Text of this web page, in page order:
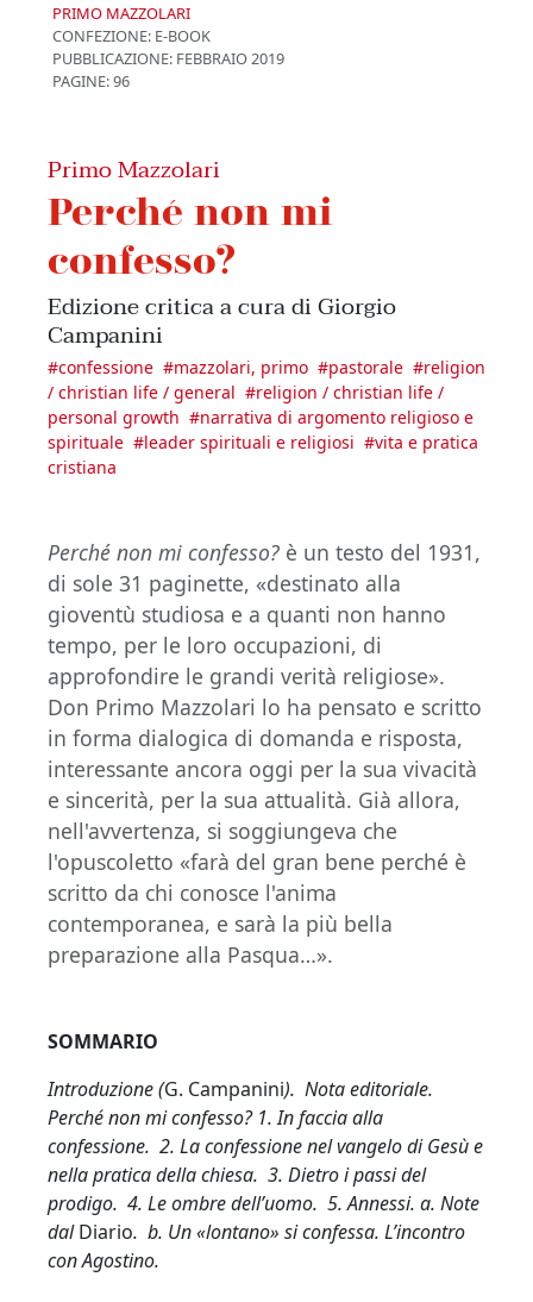
PRIMO MAZZOLARI
CONFEZIONE: E-BOOK
PUBBLICAZIONE: FEBBRAIO 2019
PAGINE: 96
Primo Mazzolari
Perché non mi
confesso?
Edizione critica a cura di Giorgio
Campanini
#confessione #mazzolari, primo #pastorale #religion
/ christian life / general #religion / christian life /
personal growth #narrativa di argomento religioso e
spirituale #leader spirituali e religiosi #vita e pratica
cristiana
Perché non mi confesso? è un testo del 1931,
di sole 31 paginette, «destinato alla
gioventù studiosa e a quanti non hanno
tempo, per le loro occupazioni, di
approfondire le grandi verità religiose».
Don Primo Mazzolari lo ha pensato e scritto
in forma dialogica di domanda e risposta,
interessante ancora oggi per la sua vivacità
e sincerità, per la sua attualità. Già allora,
nell'avvertenza, si soggiungeva che
l'opuscoletto «farà del gran bene perché è
scritto da chi conosce l'anima
contemporanea, e sarà la più bella
preparazione alla Pasqua…».
SOMMARIO
Introduzione (G. Campanini). Nota editoriale.
Perché non mi confesso? 1. In faccia alla
confessione. 2. La confessione nel vangelo di Gesù e
nella pratica della chiesa. 3. Dietro i passi del
prodigo. 4. Le ombre dell’uomo. 5. Annessi. a. Note
dalDiario. b. Un «lontano» si confessa. L’incontro
con Agostino.